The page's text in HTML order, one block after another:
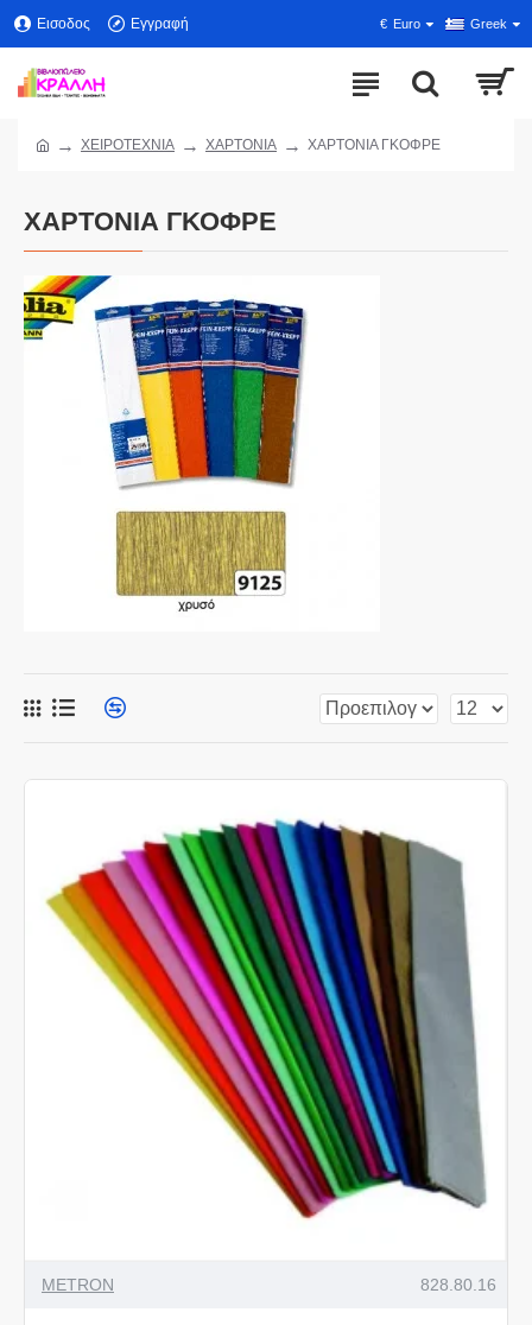
Εισοδος Εγγραφή € Euro Greek
ΧΕΙΡΟΤΕΧΝΙΑ ΧΑΡΤΟΝΙΑ ΧΑΡΤΟΝΙΑ ΓΚΟΦΡΕ
ΧΑΡΤΟΝΙΑ ΓΚΟΦΡΕ
METRON 828.80.16